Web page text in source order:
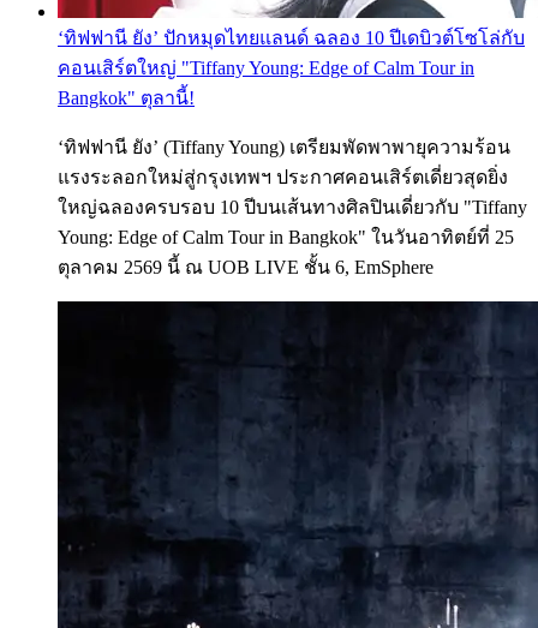
‘ทิฟฟานี ยัง’ ปักหมุดไทยแลนด์ ฉลอง 10 ปีเดบิวต์โซโล่กับ
คอนเสิร์ตใหญ่ "Tiffany Young: Edge of Calm Tour in
Bangkok" ตุลานี้!
‘ทิฟฟานี ยัง’ (Tiffany Young) เตรียมพัดพาพายุความร้อน
แรงระลอกใหม่สู่กรุงเทพฯ ประกาศคอนเสิร์ตเดี่ยวสุดยิ่ง
ใหญ่ฉลองครบรอบ 10 ปีบนเส้นทางศิลปินเดี่ยวกับ "Tiffany
Young: Edge of Calm Tour in Bangkok" ในวันอาทิตย์ที่ 25
ตุลาคม 2569 นี้ ณ UOB LIVE ชั้น 6, EmSphere